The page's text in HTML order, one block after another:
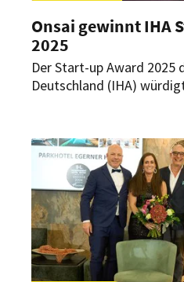
Onsai gewinnt IHA
2025
Der Start-up Award 2025
Deutschland (IHA)
und Innovation im
machen. Das Leipziger
beim diesjährigen upnxt
mit diesem Award